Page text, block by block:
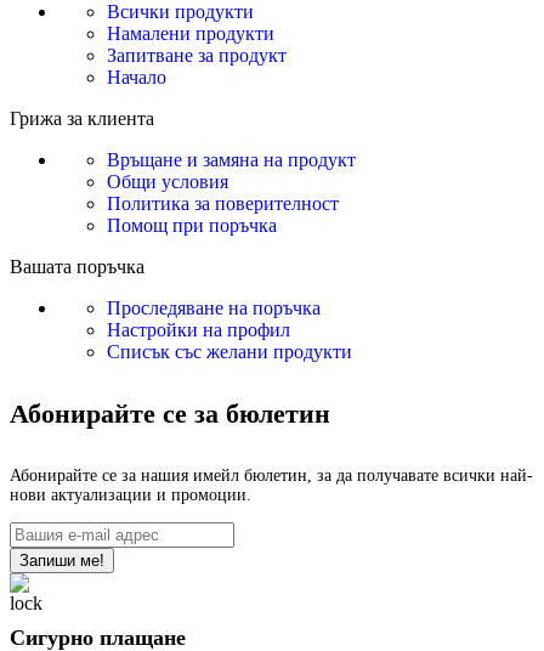
Всички продукти
Намалени продукти
Запитване за продукт
Начало
Грижа за клиента
Връщане и замяна на продукт
Общи условия
Политика за поверителност
Помощ при поръчка
Вашата поръчка
Проследяване на поръчка
Настройки на профил
Списък със желани продукти
Абонирайте се за бюлетин
Абонирайте се за нашия имейл бюлетин, за да получавате всички най-
нови актуализации и промоции.
Сигурно плащане